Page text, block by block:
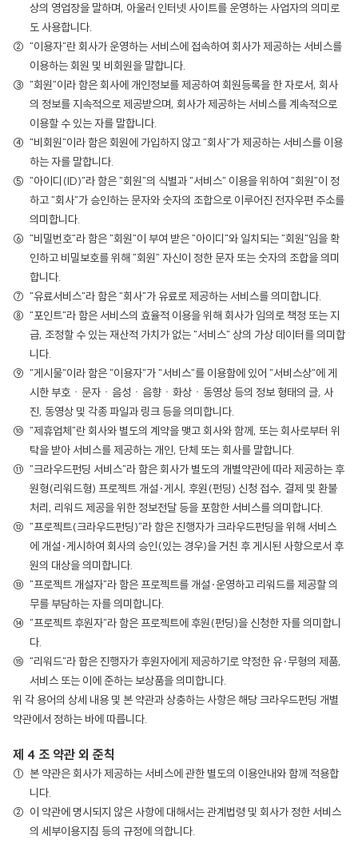
상의 영업장을 말하며, 아울러 인터넷 사이트를 운영하는 사업자의 의미로
도 사용합니다.
"이용자"란 회사가 운영하는 서비스에 접속하여 회사가 제공하는 서비스를
이용하는 회원 및 비회원을 말합니다.
"회원"이라 함은 회사에 개인정보를 제공하여 회원등록을 한 자로서, 회사
의 정보를 지속적으로 제공받으며, 회사가 제공하는 서비스를 계속적으로
이용할 수 있는 자를 말합니다.
"비회원"이라 함은 회원에 가입하지 않고 "회사"가 제공하는 서비스를 이용
하는 자를 말합니다.
"아이디(ID)"라 함은 "회원"의 식별과 "서비스" 이용을 위하여 "회원"이 정
하고 "회사"가 승인하는 문자와 숫자의 조합으로 이루어진 전자우편 주소를
의미합니다.
"비밀번호"라 함은 "회원"이 부여 받은 "아이디"와 일치되는 "회원"임을 확
인하고 비밀보호를 위해 "회원" 자신이 정한 문자 또는 숫자의 조합을 의미
합니다.
"유료서비스"라 함은 "회사"가 유료로 제공하는 서비스를 의미합니다.
"포인트"라 함은 서비스의 효율적 이용을 위해 회사가 임의로 책정 또는 지
급, 조정할 수 있는 재산적 가치가 없는 "서비스" 상의 가상 데이터를 의미합
니다.
"게시물"이라 함은 "이용자"가 "서비스"를 이용함에 있어 "서비스상"에 게
시한 부호ㆍ문자ㆍ음성ㆍ음향ㆍ화상ㆍ동영상 등의 정보 형태의 글, 사
진, 동영상 및 각종 파일과 링크 등을 의미합니다.
"제휴업체"란 회사와 별도의 계약을 맺고 회사와 함께, 또는 회사로부터 위
탁을 받아 서비스를 제공하는 개인, 단체 또는 회사를 말합니다.
"크라우드펀딩 서비스"라 함은 회사가 별도의 개별약관에 따라 제공하는 후
원형(리워드형) 프로젝트 개설·게시, 후원(펀딩) 신청 접수, 결제 및 환불
처리, 리워드 제공을 위한 정보전달 등을 포함한 서비스를 의미합니다.
"프로젝트(크라우드펀딩)"라 함은 진행자가 크라우드펀딩을 위해 서비스
에 개설·게시하여 회사의 승인(있는 경우)을 거친 후 게시된 사항으로서 후
원의 대상을 의미합니다.
"프로젝트 개설자"라 함은 프로젝트를 개설·운영하고 리워드를 제공할 의
무를 부담하는 자를 의미합니다.
"프로젝트 후원자"라 함은 프로젝트에 후원(펀딩)을 신청한 자를 의미합니
다.
"리워드"라 함은 진행자가 후원자에게 제공하기로 약정한 유·무형의 제품,
서비스 또는 이에 준하는 보상품을 의미합니다.
위 각 용어의 상세 내용 및 본 약관과 상충하는 사항은 해당 크라우드펀딩 개별
약관에서 정하는 바에 따릅니다.
제 4 조 약관 외 준칙
본 약관은 회사가 제공하는 서비스에 관한 별도의 이용안내와 함께 적용합
니다.
이 약관에 명시되지 않은 사항에 대해서는 관계법령 및 회사가 정한 서비스
의 세부이용지침 등의 규정에 의합니다.